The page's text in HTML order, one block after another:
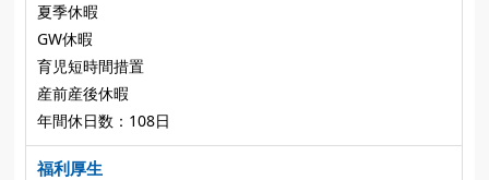
夏季休暇
GW休暇
育児短時間措置
産前産後休暇
年間休日数：108日
福利厚生